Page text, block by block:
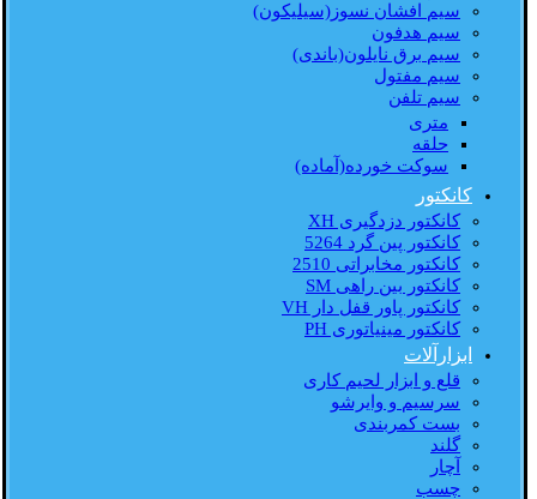
سیم افشان نسوز(سیلیکون)
سیم هدفون
سیم برق نایلون(باندی)
سیم مفتول
سیم تلفن
متری
حلقه
سوکت خورده(آماده)
کانکتور
کانکتور دزدگیری XH
کانکتور پین گرد 5264
کانکتور مخابراتی 2510
کانکتور بین راهی SM
کانکتور پاور قفل دار VH
کانکتور مینیاتوری PH
ابزارآلات
قلع و ابزار لحیم کاری
سرسیم و وایرشو
بست کمربندی
گلند
آچار
چسب